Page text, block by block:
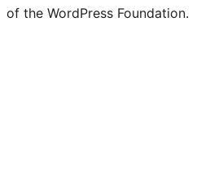
of the WordPress Foundation.